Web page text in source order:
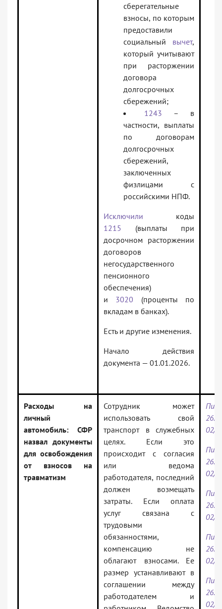
сберегательные
взносы, по которым
предоставили
социальный вычет,
который учитывают
при расторжении
договора
долгосрочных
сбережений;
1243 – в
частности, выплаты
по договорам
долгосрочных
сбережений,
заключенных
физлицами с
российскими НПФ.
Исключили коды
1215 (выплаты при
досрочном расторжении
договоров
негосударственного
пенсионного
обеспечения)
и 3020 (проценты по
вкладам в банках).
Есть и другие изменения.
Начало действия
документа — 01.01.2026.
Расходы на
личный
автомобиль: СФР
назвал документы
для освобождения
от взносов на
травматизм
Сотрудник может
использовать свой
транспорт в служебных
целях. Если это
происходит с согласия
или ведома
работодателя, последний
должен возмещать
затраты. Если оплата
услуг связана с
трудовыми
обязанностями,
компенсацию не
облагают взносами. Ее
размер устанавливают в
соглашении между
работодателем и
02/
02/
02/
02/
02/